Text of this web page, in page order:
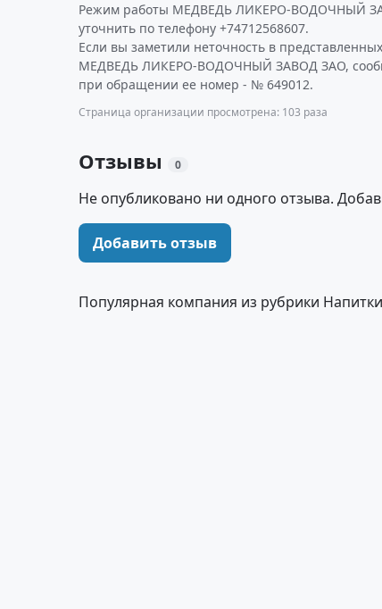
Режим работы МЕДВЕДЬ ЛИКЕРО-ВОДОЧНЫЙ
уточнить по телефону +74712568607.
Если вы заметили неточность в
МЕДВЕДЬ ЛИКЕРО-ВОДОЧНЫЙ ЗАВОД ЗАО,
при обращении ее номер - № 649012.
Страница организации просмотрена: 103 раза
Отзывы 0
Не опубликовано ни одного отзыва.
Добавить отзыв
Популярная компания из рубрики